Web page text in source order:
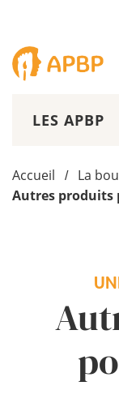
LES APBP
Accueil / La
Autres produits